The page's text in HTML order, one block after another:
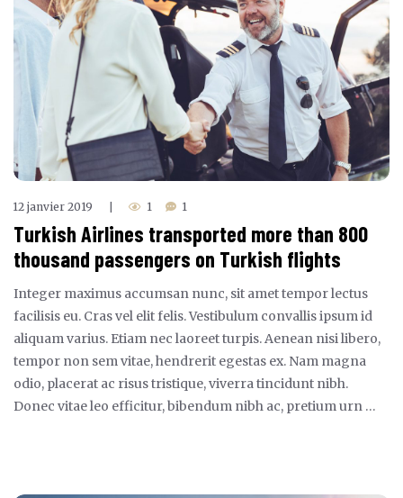
12 janvier 2019 1 1
Turkish Airlines transported more than 800
thousand passengers on Turkish flights
Integer maximus accumsan nunc, sit amet tempor lectus
facilisis eu. Cras vel elit felis. Vestibulum convallis ipsum id
aliquam varius. Etiam nec laoreet turpis. Aenean nisi libero,
tempor non sem vitae, hendrerit egestas ex. Nam magna
odio, placerat ac risus tristique, viverra tincidunt nibh.
Donec vitae leo efficitur, bibendum nibh ac, pretium urn …